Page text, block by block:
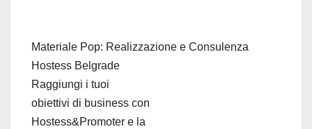
Materiale Pop: Realizzazione e Consulenza
Hostess Belgrade
Raggiungi i tuoi
obiettivi di business con
Hostess&Promoter e la